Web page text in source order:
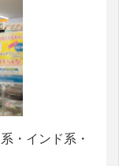
・インド系・